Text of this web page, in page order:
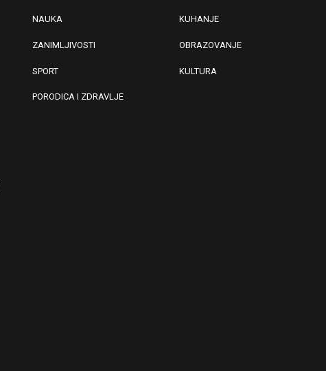
NAUKA KUHANJE
ZANIMLJIVOSTI OBRAZOVANJE
SPORT KULTURA
PORODICA I ZDRAVLJE